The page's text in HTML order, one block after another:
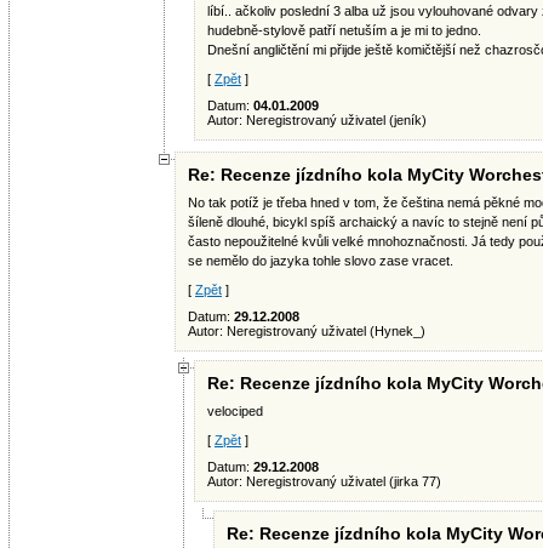
líbí.. ačkoliv poslední 3 alba už jsou vylouhované
hudebně-stylově patří netuším a je mi to jedno.
Dnešní angličtění mi přijde ještě komičtější než
[ Zpět ]
Datum: 04.01.2009
Autor: Neregistrovaný uživatel (jeník)
Re: Recenze jízdního kola MyCity
No tak potíž je třeba hned v tom, že čeština nemá pěkné
šíleně dlouhé, bicykl spíš archaický a navíc to stejně není
často nepoužitelné kvůli velké mnohoznačnosti. Já tedy
se nemělo do jazyka tohle slovo zase vracet.
[ Zpět ]
Datum: 29.12.2008
Autor: Neregistrovaný uživatel (Hynek_)
Re: Recenze jízdního kola MyCity
velociped
[ Zpět ]
Datum: 29.12.2008
Autor: Neregistrovaný uživatel (jirka 77)
Re: Recenze jízdního kola MyCity